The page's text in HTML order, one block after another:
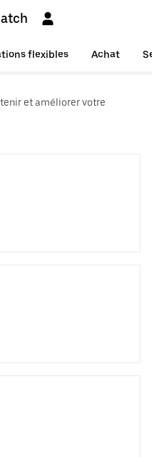
flexibles Achat
et améliorer votre